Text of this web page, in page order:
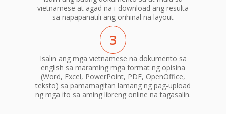
vietnamese at agad na i-download ang resulta
sa napapanatili ang orihinal na layout
3
Isalin ang mga vietnamese na dokumento sa
english sa maraming mga format ng opisina
(Word, Excel, PowerPoint, PDF, OpenOffice,
teksto) sa pamamagitan lamang ng pag-upload
ng mga ito sa aming libreng online na tagasalin.